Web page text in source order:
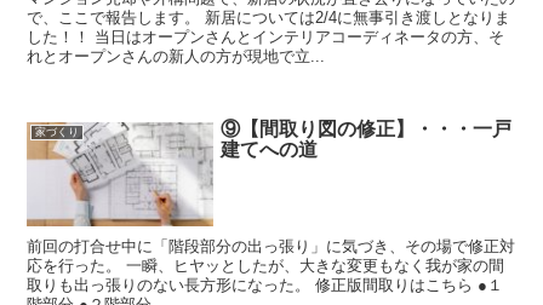
で、ここで報告します。 新居については2/4に無事引き渡しとなりま
した！！ 当日はオープンさんとインテリアコーディネータの方、そ
れとオープンさんの新人の方が現地で立...
家づくり
⑨【間取り図の修正】・・・一戸
建てへの道
前回の打合せ中に「階段部分の出っ張り」に気づき、その場で修正対
応を行った。 一瞬、ヒヤッとしたが、大きな変更もなく我が家の間
取りも出っ張りのない長方形になった。 修正版間取りはこちら ●１